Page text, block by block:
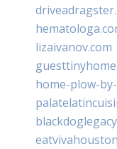
lizaivanov.com
home-plow-